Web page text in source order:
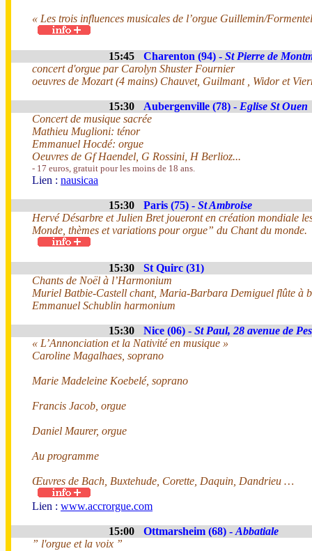
« Les trois influences musicales de l’orgue Guillemin/
15:45 Charenton (94) - St Pierre de
concert d'orgue par Carolyn Shuster Fournier
oeuvres de Mozart (4 mains) Chauvet, Guilmant , Widor et
15:30 Aubergenville (78) - Eglise St Ouen
Concert de musique sacrée
Mathieu Muglioni: ténor
Emmanuel Hocdé: orgue
Oeuvres de Gf Haendel, G Rossini, H Berlioz...
- 17 euros, gratuit pour les moins de 18 ans.
Lien : nausicaa
15:30 Paris (75) - St Ambroise
Hervé Désarbre et Julien Bret joueront en création mondiale
Monde, thèmes et variations pour orgue” du Chant du monde.
15:30
St Quirc (31)
Chants de Noël à l’Harmonium
Muriel Batbie-Castell chant, Maria-Barbara Demiguel flûte à
Emmanuel Schublin harmonium
15:30 Nice (06) - St Paul, 28 avenue de
« L’Annonciation et la Nativité en musique »
Caroline Magalhaes, soprano
Marie Madeleine Koebelé, soprano
Francis Jacob, orgue
Daniel Maurer, orgue
Au programme
Œuvres de Bach, Buxtehude, Corette, Daquin, Dandrieu …
Lien : www.accrorgue.com
15:00 Ottmarsheim (68) - Abbatiale
” l'orgue et la voix ”